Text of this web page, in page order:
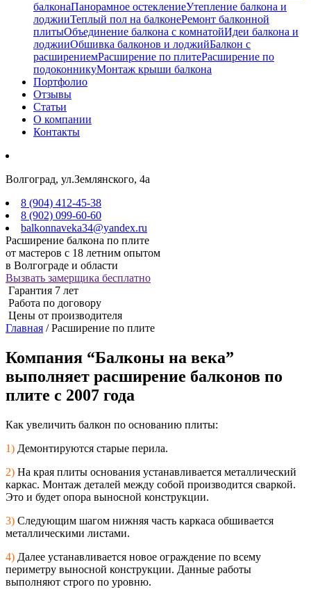
балконаПанорамное остеклениеУтепление балкона и
лоджииТеплый пол на балконеРемонт балконной
плитыОбъединение балкона с комнатойИдеи балкона и
лоджииОбшивка балконов и лоджийБалкон с
расширениемРасширение по плитеРасширение по
подоконникуМонтаж крыши балкона
Портфолио
Отзывы
Cтатьи
О компании
Контакты
Волгоград, ул.Землянского, 4а
8 (904) 412-45-38
8 (902) 099-60-60
balkonnaveka34@yandex.ru
Расширение балкона по плите
от мастеров с 18 летним опытом
в Волгограде и области
Вызвать замерщика бесплатно
Гарантия 7 лет
Работа по договору
Цены от производителя
Главная / Расширение по плите
Компания “Балконы на века”
выполняет расширение балконов по
плите с 2007 года
Как увеличить балкон по основанию плиты:
1) Демонтируются старые перила.
2) На края плиты основания устанавливается металлический
каркас. Монтаж деталей между собой производится сваркой.
Это и будет опора выносной конструкции.
3) Следующим шагом нижняя часть каркаса обшивается
металлическими листами.
4) Далее устанавливается новое ограждение по всему
периметру выносной конструкции. Данные работы
выполняют строго по уровню.